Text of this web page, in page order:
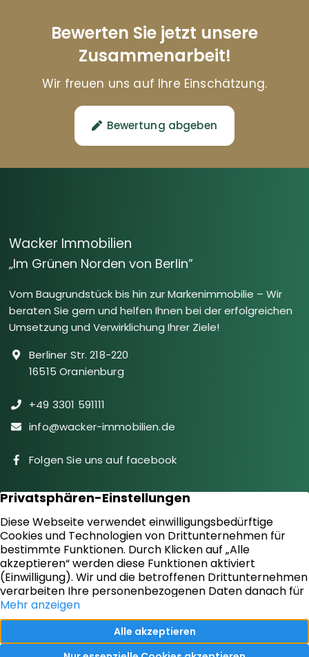
Bewerten Sie jetzt unsere
Zusammenarbeit!
Wir freuen uns auf Ihre Einschätzung.
Bewertung abgeben
Wacker Immobilien
„Im Grünen Norden von Berlin”
Vom Baugrundstück bis hin zur Markenimmobilie – Wir
beraten Sie gern und helfen Ihnen bei der erfolgreichen
Umsetzung und Verwirklichung Ihrer Ziele!
Berliner Str. 218-220
16515 Oranienburg
+49 3301 591111
info@wacker-immobilien.de
Folgen Sie uns auf facebook
Immobilien
Downloads
Diensteistungen
Aktuelles
Sie suchen
Kontakt
Sie bieten an
Impressum
Kundenstimmen